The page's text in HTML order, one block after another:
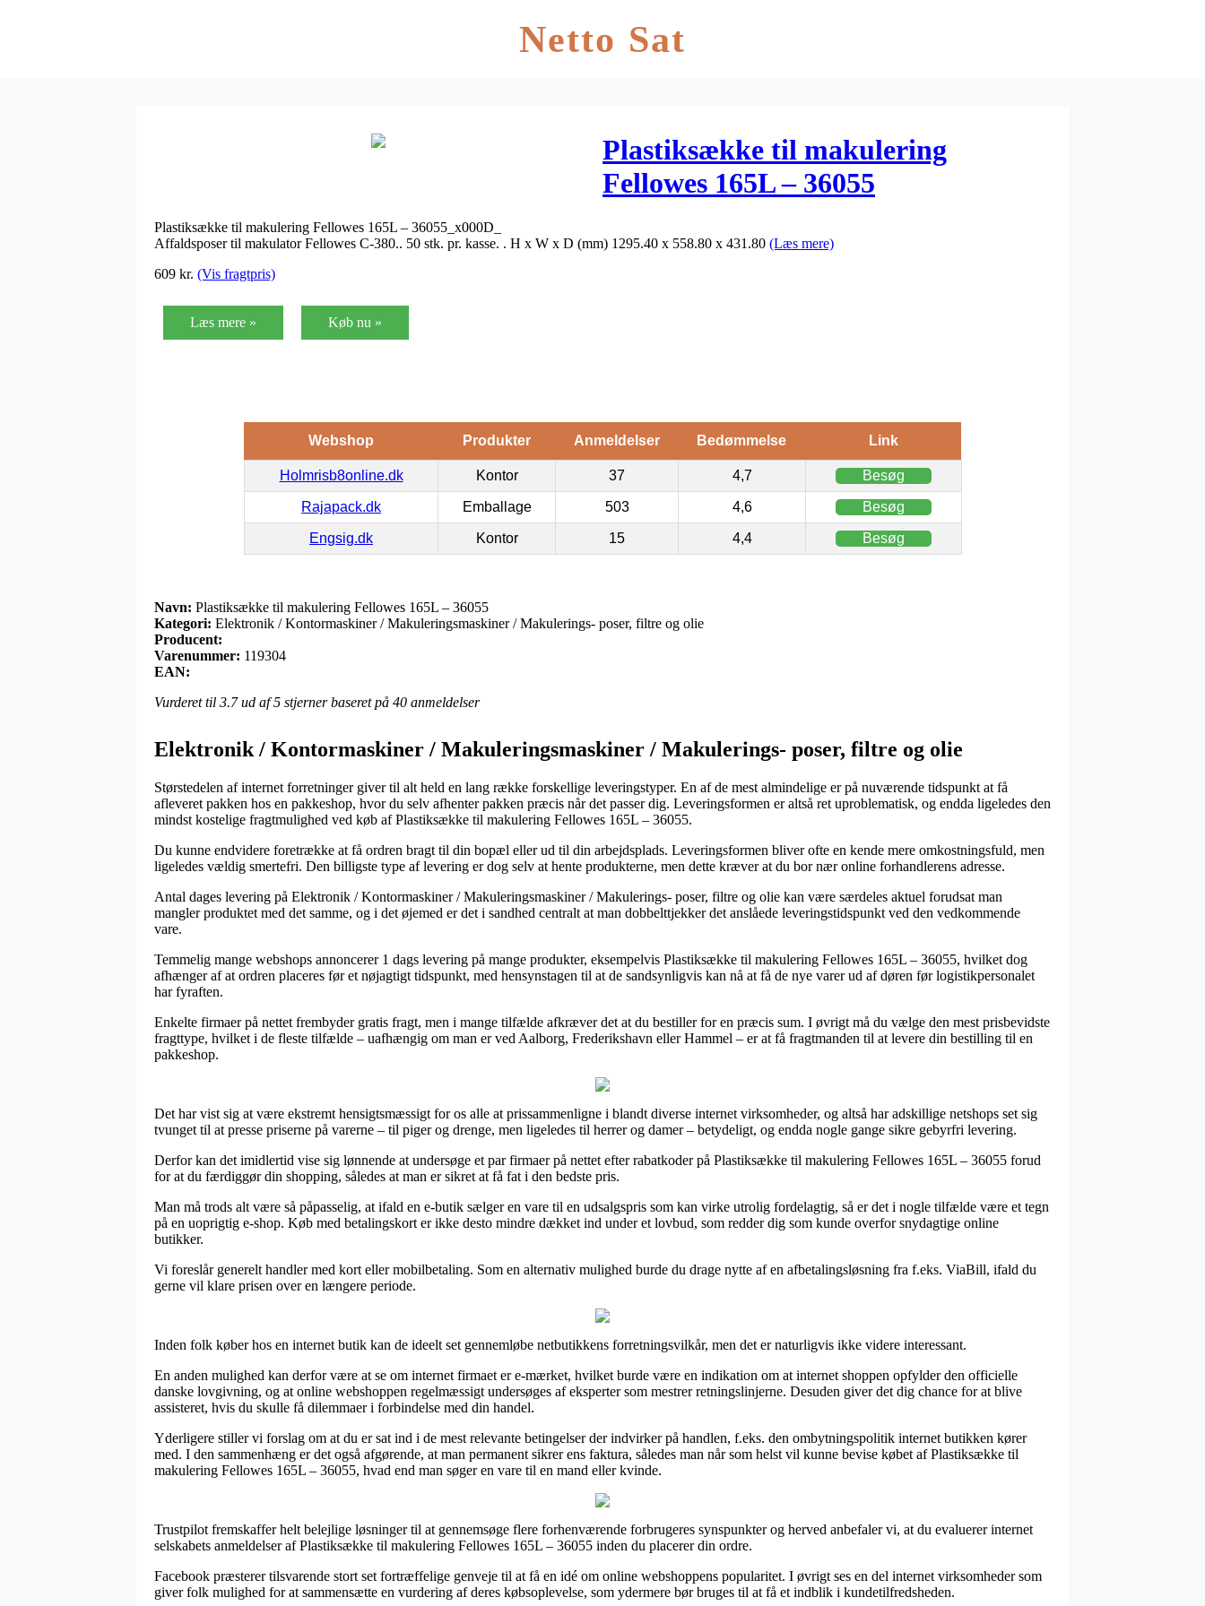
Netto Sat
Plastiksække til makulering
Fellowes 165L – 36055
Plastiksække til makulering Fellowes 165L – 36055_x000D_
Affaldsposer til makulator Fellowes C-380.. 50 stk. pr. kasse. . H x W x D (mm) 1295.40 x 558.80 x 431.80 (Læs mere)
609 kr. (Vis fragtpris)
Læs mere » Køb nu »
Webshop Produkter Anmeldelser Bedømmelse Link
Holmrisb8online.dk Kontor 37 4,7 Besøg
Rajapack.dk Emballage 503 4,6 Besøg
Engsig.dk Kontor 15 4,4 Besøg
Navn: Plastiksække til makulering Fellowes 165L – 36055
Kategori: Elektronik / Kontormaskiner / Makuleringsmaskiner / Makulerings- poser, filtre og olie
Producent:
Varenummer: 119304
EAN:
Vurderet til 3.7ud af 5 stjerner baseret på 40 anmeldelser
Elektronik / Kontormaskiner / Makuleringsmaskiner / Makulerings- poser, filtre og olie
Størstedelen af internet forretninger giver til alt held en lang række forskellige leveringstyper. En af de mest almindelige er på nuværende tidspunkt at få
afleveret pakken hos en pakkeshop, hvor du selv afhenter pakken præcis når det passer dig. Leveringsformen er altså ret uproblematisk, og endda ligeledes den
mindst kostelige fragtmulighed ved køb af Plastiksække til makulering Fellowes 165L – 36055.
Du kunne endvidere foretrække at få ordren bragt til din bopæl eller ud til din arbejdsplads. Leveringsformen bliver ofte en kende mere omkostningsfuld, men
ligeledes vældig smertefri. Den billigste type af levering er dog selv at hente produkterne, men dette kræver at du bor nær online forhandlerens adresse.
Antal dages levering på Elektronik / Kontormaskiner / Makuleringsmaskiner / Makulerings- poser, filtre og olie kan være særdeles aktuel forudsat man
mangler produktet med det samme, og i det øjemed er det i sandhed centralt at man dobbelttjekker det anslåede leveringstidspunkt ved den vedkommende
vare.
Temmelig mange webshops annoncerer 1 dags levering på mange produkter, eksempelvis Plastiksække til makulering Fellowes 165L – 36055, hvilket dog
afhænger af at ordren placeres før et nøjagtigt tidspunkt, med hensynstagen til at de sandsynligvis kan nå at få de nye varer ud af døren før logistikpersonalet
har fyraften.
Enkelte firmaer på nettet frembyder gratis fragt, men i mange tilfælde afkræver det at du bestiller for en præcis sum. I øvrigt må du vælge den mest prisbevidste
fragttype, hvilket i de fleste tilfælde – uafhængig om man er ved Aalborg, Frederikshavn eller Hammel – er at få fragtmanden til at levere din bestilling til en
pakkeshop.
Det har vist sig at være ekstremt hensigtsmæssigt for os alle at prissammenligne i blandt diverse internet virksomheder, og altså har adskillige netshops set sig
tvunget til at presse priserne på varerne – til piger og drenge, men ligeledes til herrer og damer – betydeligt, og endda nogle gange sikre gebyrfri levering.
Derfor kan det imidlertid vise sig lønnende at undersøge et par firmaer på nettet efter rabatkoder på Plastiksække til makulering Fellowes 165L – 36055 forud
for at du færdiggør din shopping, således at man er sikret at få fat i den bedste pris.
Man må trods alt være så påpasselig, at ifald en e-butik sælger en vare til en udsalgspris som kan virke utrolig fordelagtig, så er det i nogle tilfælde være et tegn
på en uoprigtig e-shop. Køb med betalingskort er ikke desto mindre dækket ind under et lovbud, som redder dig som kunde overfor snydagtige online
butikker.
Vi foreslår generelt handler med kort eller mobilbetaling. Som en alternativ mulighed burde du drage nytte af en afbetalingsløsning fra f.eks. ViaBill, ifald du
gerne vil klare prisen over en længere periode.
Inden folk køber hos en internet butik kan de ideelt set gennemløbe netbutikkens forretningsvilkår, men det er naturligvis ikke videre interessant.
En anden mulighed kan derfor være at se om internet firmaet er e-mærket, hvilket burde være en indikation om at internet shoppen opfylder den officielle
danske lovgivning, og at online webshoppen regelmæssigt undersøges af eksperter som mestrer retningslinjerne. Desuden giver det dig chance for at blive
assisteret, hvis du skulle få dilemmaer i forbindelse med din handel.
Yderligere stiller vi forslag om at du er sat ind i de mest relevante betingelser der indvirker på handlen, f.eks. den ombytningspolitik internet butikken kører
med. I den sammenhæng er det også afgørende, at man permanent sikrer ens faktura, således man når som helst vil kunne bevise købet af Plastiksække til
makulering Fellowes 165L – 36055, hvad end man søger en vare til en mand eller kvinde.
Trustpilot fremskaffer helt belejlige løsninger til at gennemsøge flere forhenværende forbrugeres synspunkter og herved anbefaler vi, at du evaluerer internet
selskabets anmeldelser af Plastiksække til makulering Fellowes 165L – 36055 inden du placerer din ordre.
Facebook præsterer tilsvarende stort set fortræffelige genveje til at få en idé om online webshoppens popularitet. I øvrigt ses en del internet virksomheder som
giver folk mulighed for at sammensætte en vurdering af deres købsoplevelse, som ydermere bør bruges til at få et indblik i kundetilfredsheden.